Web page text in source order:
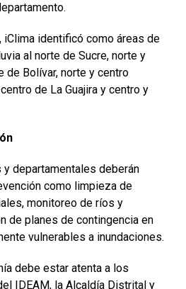
iClima identificó como áreas de
al norte de Sucre, norte y
de Bolívar, norte y centro
de La Guajira y centro y
departamentales deberán
como limpieza de
monitoreo de ríos y
de planes de contingencia en
vulnerables a inundaciones.
debe estar atenta a los
IDEAM, la Alcaldía Distrital y